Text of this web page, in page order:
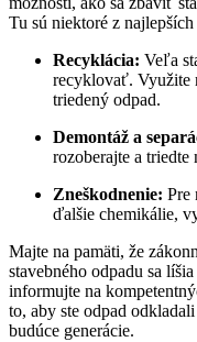
Tu sú niektoré z
Recyklácia: Veľa
recyklovať. Využite
triedený odpad.
Demontáž a
rozoberajte a triedte
Zneškodnenie: Pre
ďalšie chemikálie,
Majte na pamäti, že
stavebného odpadu sa
informujte na
to, aby ste odpad
budúce generácie.